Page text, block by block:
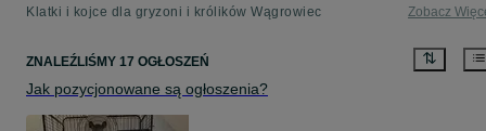
Klatki i kojce dla gryzoni i królików Wągrowiec Zobacz
ZNALEŹLIŚMY 17 OGŁOSZEŃ
Jak pozycjonowane są ogłoszenia?